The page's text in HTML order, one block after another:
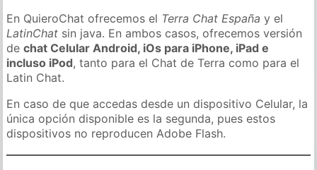
En QuieroChat ofrecemos el Terra Chat España y el
LatinChat sin java. En ambos casos, ofrecemos versión
dechat Celular Android, iOs para iPhone, iPad e
incluso iPod, tanto para el Chat de Terra como para el
Latin Chat.
En caso de que accedas desde un dispositivo Celular, la
única opción disponible es la segunda, pues estos
dispositivos no reproducen Adobe Flash.